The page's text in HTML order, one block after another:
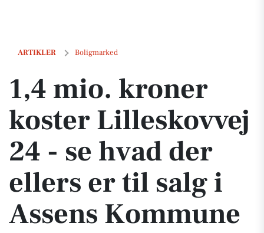
ARTIKLER Boligmarked
1,4 mio. kroner koster Lilleskovvej 24 - se hvad der ellers er til salg i
1,4 mio. kroner
koster Lilleskovvej
24 - se hvad der
ellers er til salg i
Assens Kommune